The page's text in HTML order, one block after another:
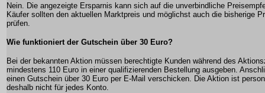
Nein. Die angezeigte Ersparnis kann sich auf die unverbindliche
Käufer sollten den aktuellen Marktpreis und möglichst auch die bisherige
prüfen.
Wie funktioniert der Gutschein über 30 Euro?
Bei der bekannten Aktion müssen berechtigte Kunden während des
mindestens 110 Euro in einer qualifizierenden Bestellung ausgeben.
einen Gutschein über 30 Euro per E-Mail verschicken. Die Aktion ist
deshalb nicht für jedes Konto.